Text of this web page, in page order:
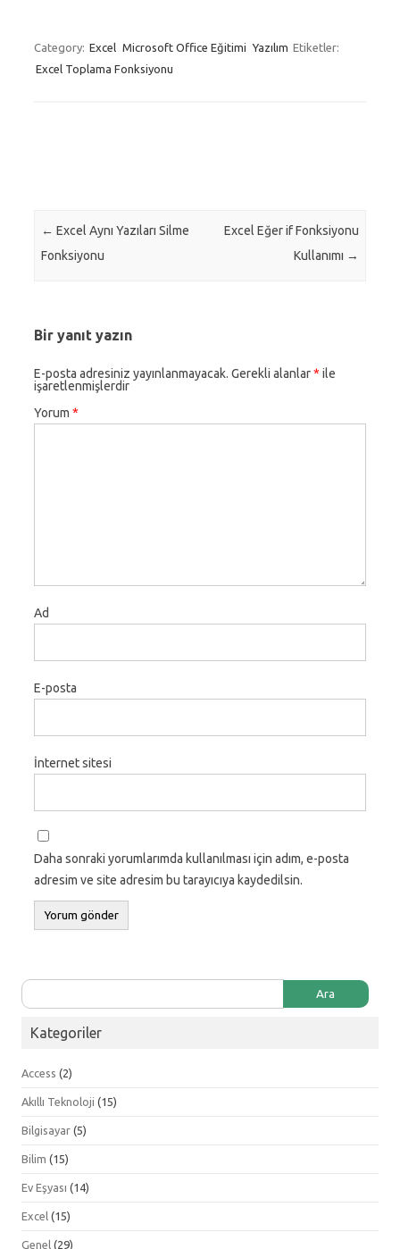
Category: Excel Microsoft Office Eğitimi Yazılım Etiketler:
Excel Toplama Fonksiyonu
Post navigation
← Excel Aynı Yazıları Silme
Fonksiyonu
Excel Eğer if Fonksiyonu
Kullanımı →
Bir yanıt yazın
E-posta adresiniz yayınlanmayacak. Gerekli alanlar* ile
işaretlenmişlerdir
Yorum *
Ad
E-posta
İnternet sitesi
Daha sonraki yorumlarımda kullanılması için adım, e-posta
adresim ve site adresim bu tarayıcıya kaydedilsin.
Arama:
Kategoriler
Access (2)
Akıllı Teknoloji (15)
Bilgisayar (5)
Bilim (15)
Ev Eşyası (14)
Excel (15)
Genel (29)